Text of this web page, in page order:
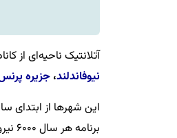
آتلانتیک ناحیه‌ای از
نیوفاندلند، جزیره
برنامه هر سال ۶۰۰۰ نیروی کار را به این منطقه وارد می‌کند و در نهایت شانس